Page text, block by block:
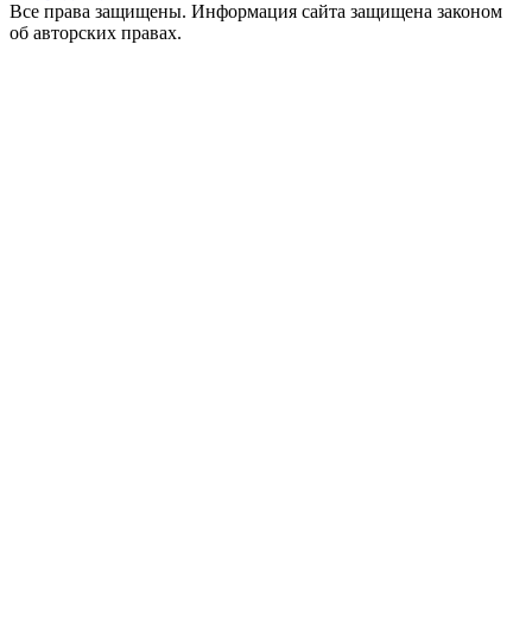
Все права защищены. Информация сайта защищена законом
об авторских правах.